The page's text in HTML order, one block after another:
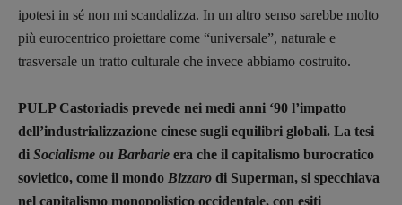
ipotesi in sé non mi scandalizza. In un altro senso sarebbe molto
più eurocentrico proiettare come “universale”, naturale e
trasversale un tratto culturale che invece abbiamo costruito.
PULP Castoriadis prevede nei medi anni ‘90 l’impatto
dell’industrializzazione cinese sugli equilibri globali. La tesi
di Socialisme ou Barbarie era che il capitalismo burocratico
sovietico, come il mondo Bizzaro di Superman, si specchiava
nel capitalismo monopolistico occidentale, con esiti